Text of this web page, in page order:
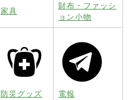
家具
財布・ファッシ
ョン小物
防災グッズ 電報